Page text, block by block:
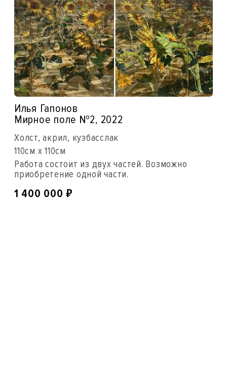
Илья Гапонов
Мирное поле №2, 2022
Холст, акрил, кузбасслак
110см x 110см
Работа состоит из двух частей. Возможно
приобретение одной части.
1 400 000₽